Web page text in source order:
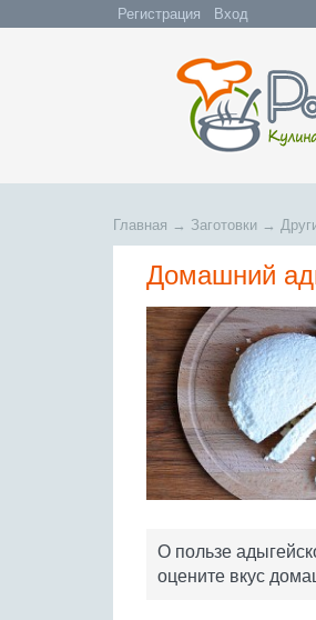
Регистрация Вход
Главная → Заготовки →
Домашний
О пользе
оцените вкус